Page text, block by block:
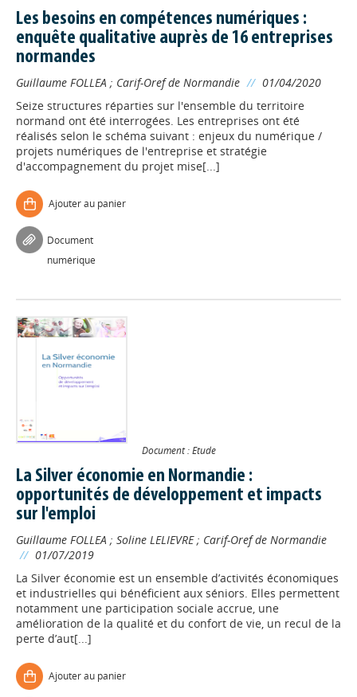
Les besoins en compétences numériques :
enquête qualitative auprès de 16 entreprises
normandes
Guillaume FOLLEA ; Carif-Oref de Normandie // 01/04/2020
Seize structures réparties sur l'ensemble du territoire
normand ont été interrogées. Les entreprises ont été
réalisés selon le schéma suivant : enjeux du numérique /
projets numériques de l'entreprise et stratégie
d'accompagnement du projet mise[...]
Ajouter au panier
Document
numérique
Document : Etude
La Silver économie en Normandie :
opportunités de développement et impacts
sur l'emploi
Guillaume FOLLEA ; Soline LELIEVRE; Carif-Oref de Normandie
// 01/07/2019
La Silver économie est un ensemble d’activités économiques
et industrielles qui bénéficient aux séniors. Elles permettent
notamment une participation sociale accrue, une
amélioration de la qualité et du confort de vie, un recul de la
perte d’aut[...]
Ajouter au panier